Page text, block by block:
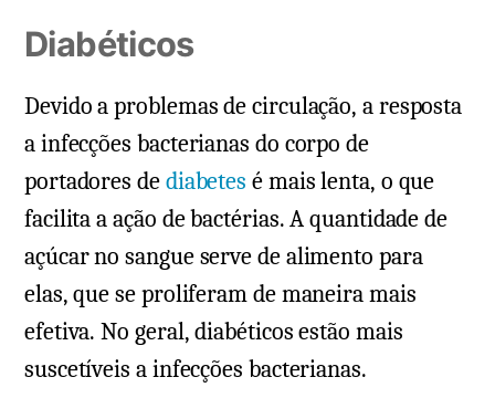
Diabéticos
Devido a problemas de circulação, a resposta
a infecções bacterianas do corpo de
portadores dediabetes é mais lenta, o que
facilita a ação de bactérias. A quantidade de
açúcar no sangue serve de alimento para
elas, que se proliferam de maneira mais
efetiva. No geral, diabéticos estão mais
suscetíveis a infecções bacterianas.